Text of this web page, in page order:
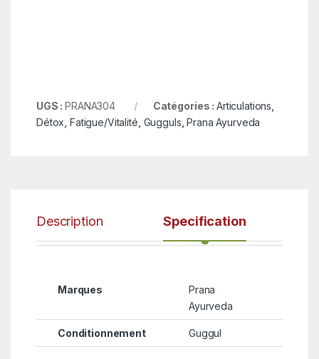
UGS :PRANA304 Catégories : Articulations
Détox ,Fatigue/Vitalité Gugguls ,Prana Ayurveda
Description Specification
Marques
Prana
Ayurveda
Conditionnement Guggul